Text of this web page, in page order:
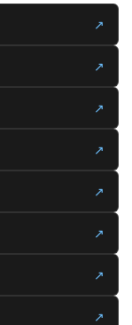
↗
↗
↗
↗
↗
↗
↗
↗